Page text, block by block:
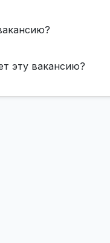
эту вакансию?